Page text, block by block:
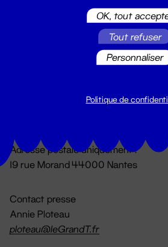
Du lundi au vendredi 14h → 18h
Adresse postale uniquement :
19 rue Morand 44000 Nantes
Contact presse
Annie Ploteau
ploteau@leGrandT.fr
OK, tout
Tout refuser
Personnaliser
Politique de